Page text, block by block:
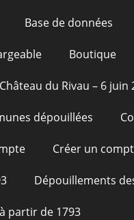
Base de données
Boutique
Château du Rivau – 6 juin
dépouillées
Créer un
Dépouillements
partir de 1793